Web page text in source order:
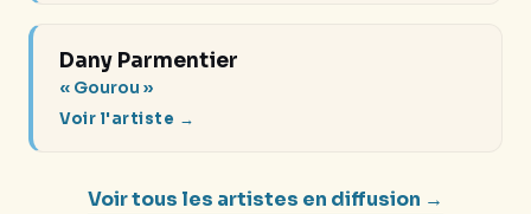
Dany Parmentier
« Gourou »
Voir l'artiste →
Voir tous les artistes en diffusion →